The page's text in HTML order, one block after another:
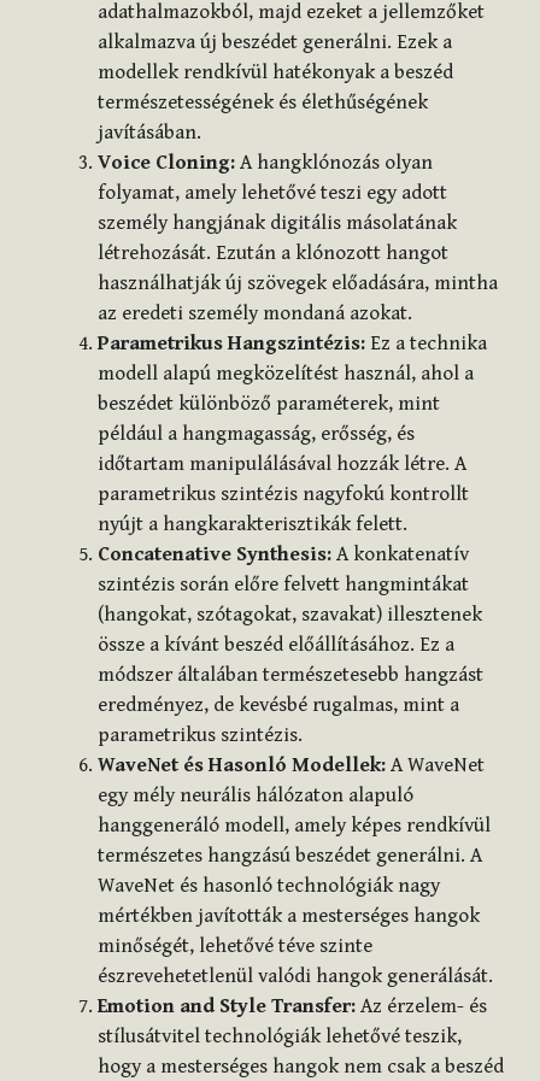
adathalmazokból, majd ezeket a jellemzőket
alkalmazva új beszédet generálni. Ezek a
modellek rendkívül hatékonyak a beszéd
természetességének és élethűségének
javításában.
Voice Cloning: A hangklónozás olyan
folyamat, amely lehetővé teszi egy adott
személy hangjának digitális másolatának
létrehozását. Ezután a klónozott hangot
használhatják új szövegek előadására, mintha
az eredeti személy mondaná azokat.
Parametrikus Hangszintézis: Ez a technika
modell alapú megközelítést használ, ahol a
beszédet különböző paraméterek, mint
például a hangmagasság, erősség, és
időtartam manipulálásával hozzák létre. A
parametrikus szintézis nagyfokú kontrollt
nyújt a hangkarakterisztikák felett.
Concatenative Synthesis: A konkatenatív
szintézis során előre felvett hangmintákat
(hangokat, szótagokat, szavakat) illesztenek
össze a kívánt beszéd előállításához. Ez a
módszer általában természetesebb hangzást
eredményez, de kevésbé rugalmas, mint a
parametrikus szintézis.
WaveNet és Hasonló Modellek: A WaveNet
egy mély neurális hálózaton alapuló
hanggeneráló modell, amely képes rendkívül
természetes hangzású beszédet generálni. A
WaveNet és hasonló technológiák nagy
mértékben javították a mesterséges hangok
minőségét, lehetővé téve szinte
észrevehetetlenül valódi hangok generálását.
Emotion and Style Transfer: Az érzelem- és
stílusátvitel technológiák lehetővé teszik,
hogy a mesterséges hangok nem csak a beszéd